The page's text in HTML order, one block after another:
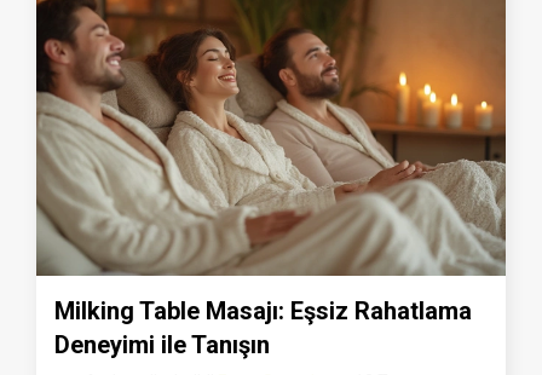
Milking Table Masajı: Eşsiz Rahatlama
Deneyimi ile Tanışın